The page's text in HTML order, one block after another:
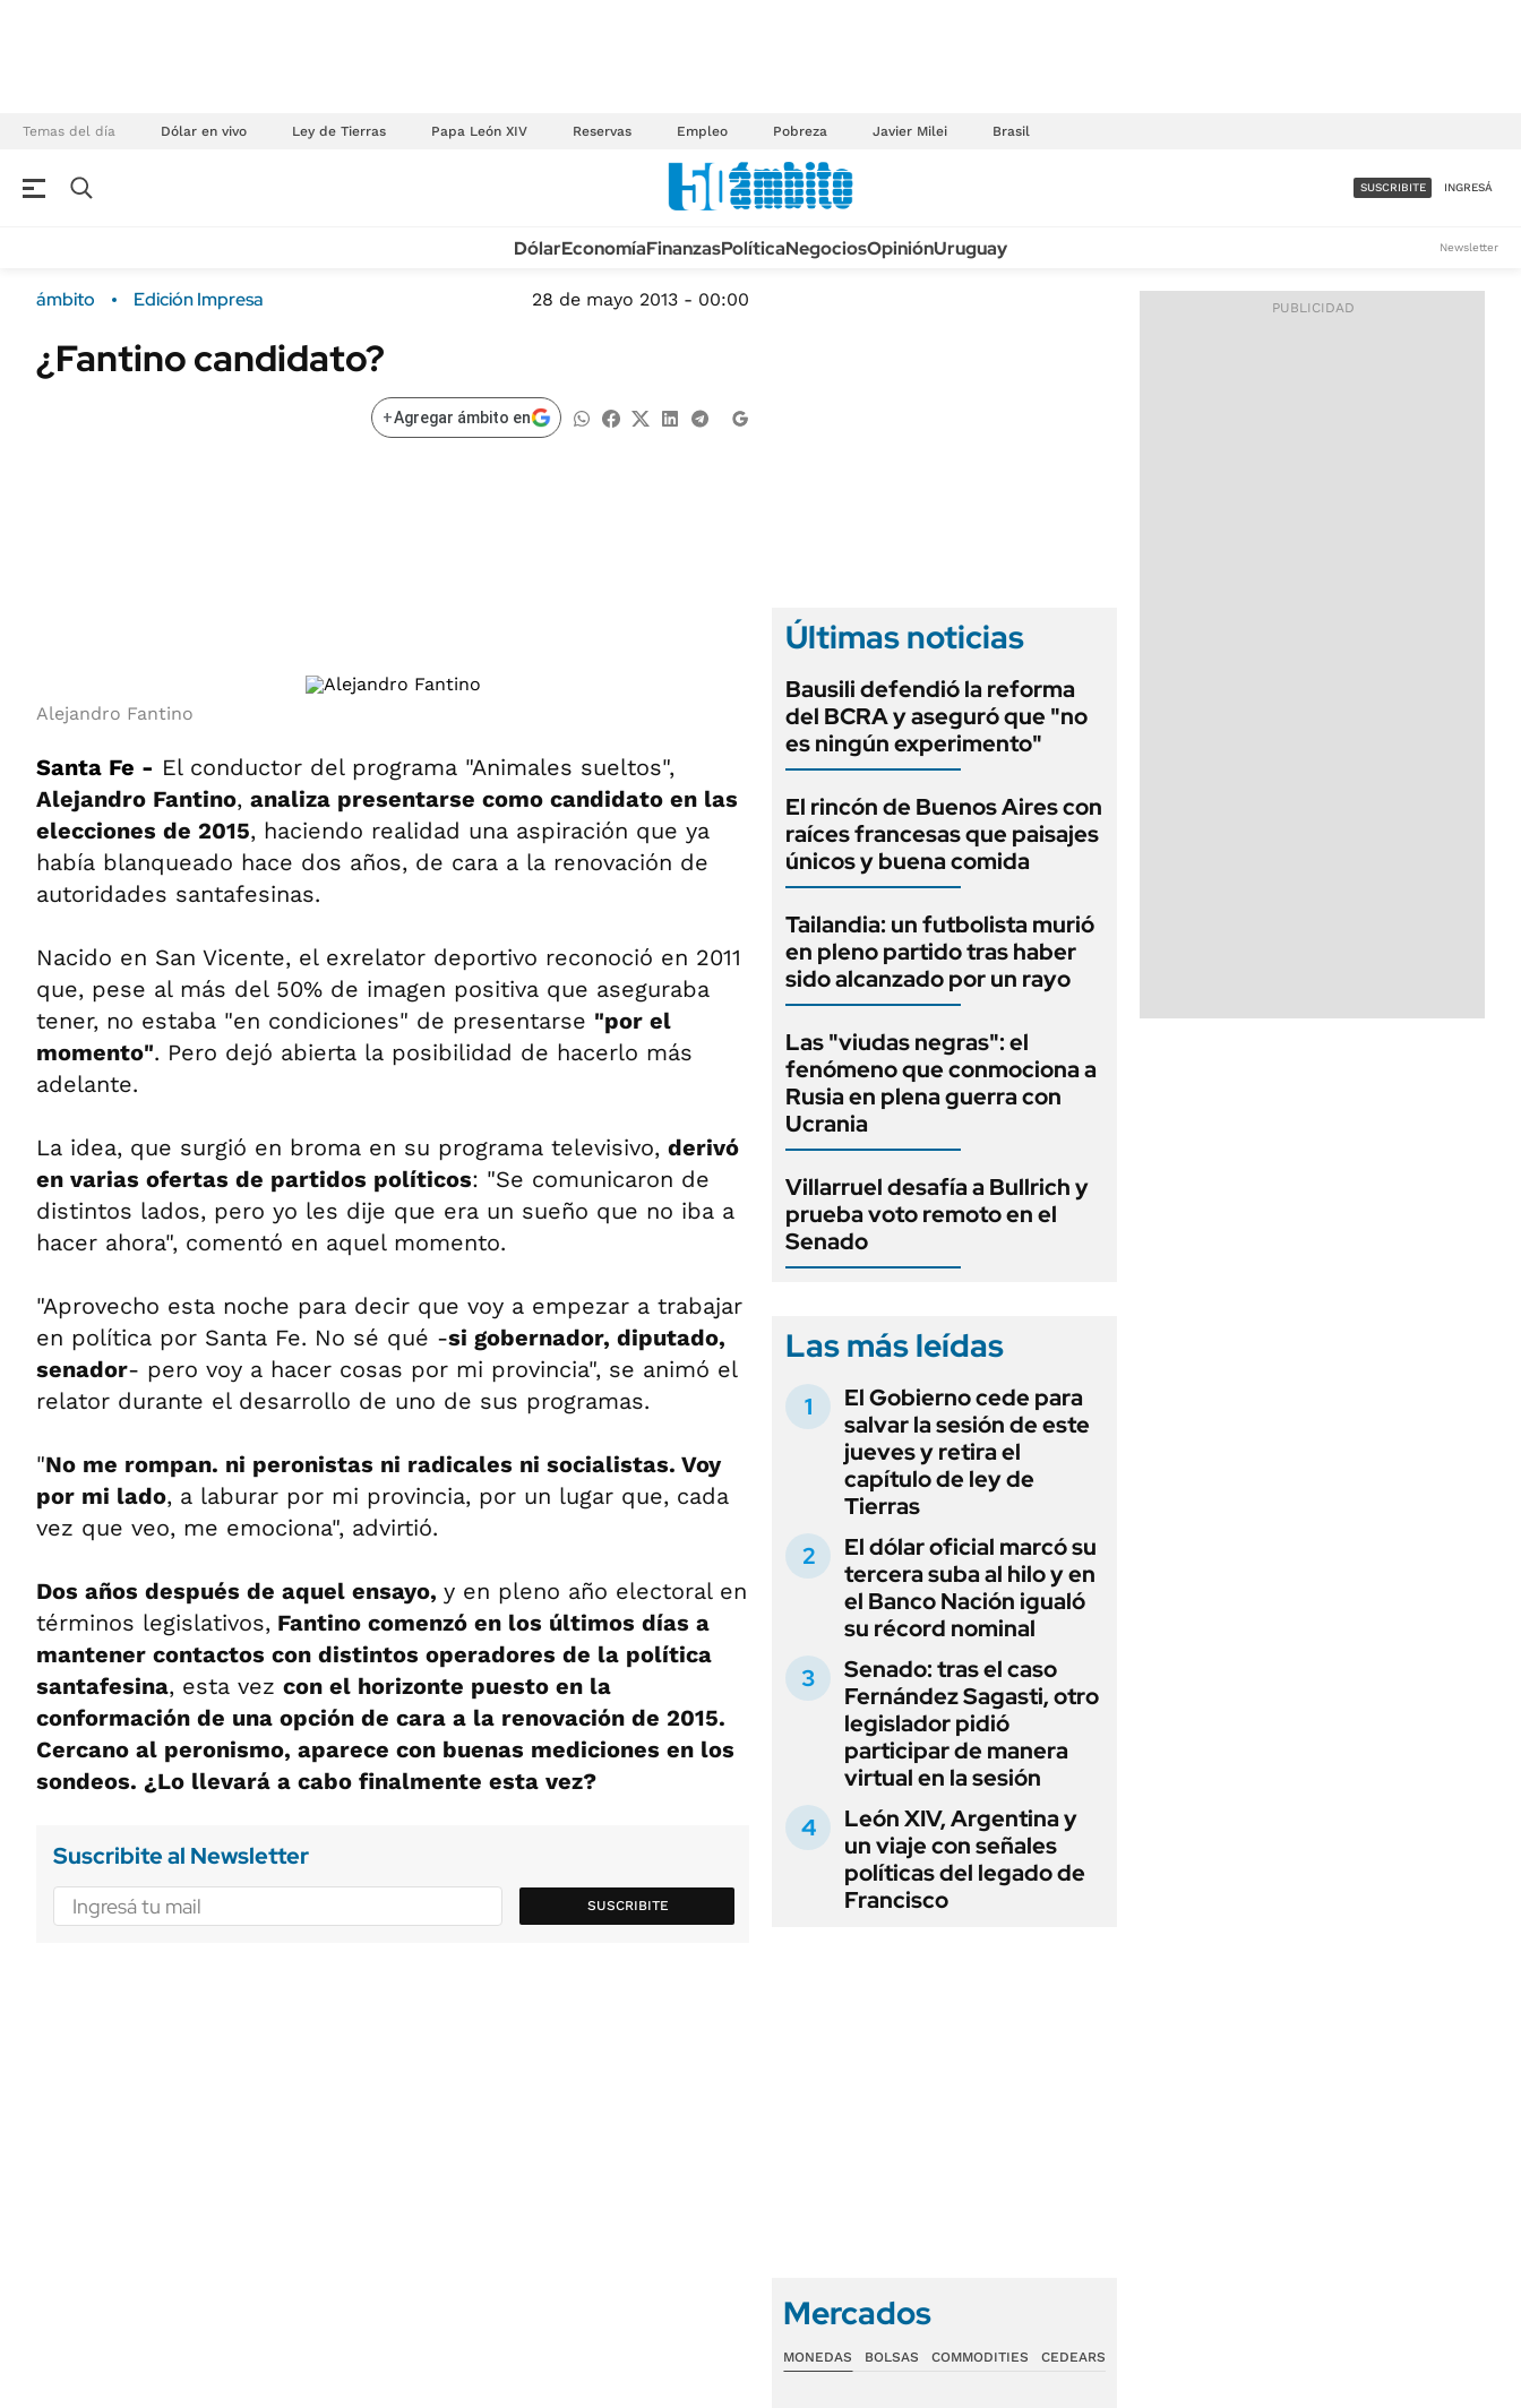
Temas del día Dólar en vivo Ley de Tierras Papa León XIV Reservas Empleo Pobreza Javier Milei Brasil
Campo Sustentabilidad
ENERGY REPORT
TECNOLOGÍA
MÉXICO
INFORMACIÓN GENERAL
ACCESO FULL - $1.800/MES
SUSCRIBITE INGRESÁ
DólarEconomíaFinanzasPolíticaNegociosOpiniónUruguay Newsletter
ámbito Edición Impresa 28 de mayo 2013 - 00:00
¿Fantino candidato?
+Agregar ámbito en
Alejandro Fantino
Santa Fe - El conductor del programa "Animales sueltos",
Alejandro Fantino, analiza presentarse como candidato en las
elecciones de 2015, haciendo realidad una aspiración que ya
había blanqueado hace dos años, de cara a la renovación de
autoridades santafesinas.
Nacido en San Vicente, el exrelator deportivo reconoció en 2011
que, pese al más del 50% de imagen positiva que aseguraba
tener, no estaba "en condiciones" de presentarse "por el
momento". Pero dejó abierta la posibilidad de hacerlo más
adelante.
La idea, que surgió en broma en su programa televisivo, derivó
en varias ofertas de partidos políticos: "Se comunicaron de
distintos lados, pero yo les dije que era un sueño que no iba a
hacer ahora", comentó en aquel momento.
"Aprovecho esta noche para decir que voy a empezar a trabajar
en política por Santa Fe. No sé qué -si gobernador, diputado,
senador- pero voy a hacer cosas por mi provincia", se animó el
relator durante el desarrollo de uno de sus programas.
"No me rompan. ni peronistas ni radicales ni socialistas. Voy
por mi lado, a laburar por mi provincia, por un lugar que, cada
vez que veo, me emociona", advirtió.
Dos años después de aquel ensayo, y en pleno año electoral en
términos legislativos, Fantino comenzó en los últimos días a
mantener contactos con distintos operadores de la política
santafesina, esta vez con el horizonte puesto en la
conformación de una opción de cara a la renovación de 2015.
Cercano al peronismo, aparece con buenas mediciones en los
sondeos. ¿Lo llevará a cabo finalmente esta vez?
Suscribite al Newsletter
SUSCRIBITE
Últimas noticias
Bausili defendió la reforma
del BCRA y aseguró que "no
es ningún experimento"
El rincón de Buenos Aires con
raíces francesas que paisajes
únicos y buena comida
Tailandia: un futbolista murió
en pleno partido tras haber
sido alcanzado por un rayo
Las "viudas negras": el
fenómeno que conmociona a
Rusia en plena guerra con
Ucrania
Villarruel desafía a Bullrich y
prueba voto remoto en el
Senado
Las más leídas
El Gobierno cede para
salvar la sesión de este
jueves y retira el
capítulo de ley de
Tierras
El dólar oficial marcó su
tercera suba al hilo y en
el Banco Nación igualó
su récord nominal
Senado: tras el caso
Fernández Sagasti, otro
legislador pidió
participar de manera
virtual en la sesión
León XIV, Argentina y
un viaje con señales
políticas del legado de
Francisco
Mercados
MONEDAS BOLSAS COMMODITIES CEDEARS